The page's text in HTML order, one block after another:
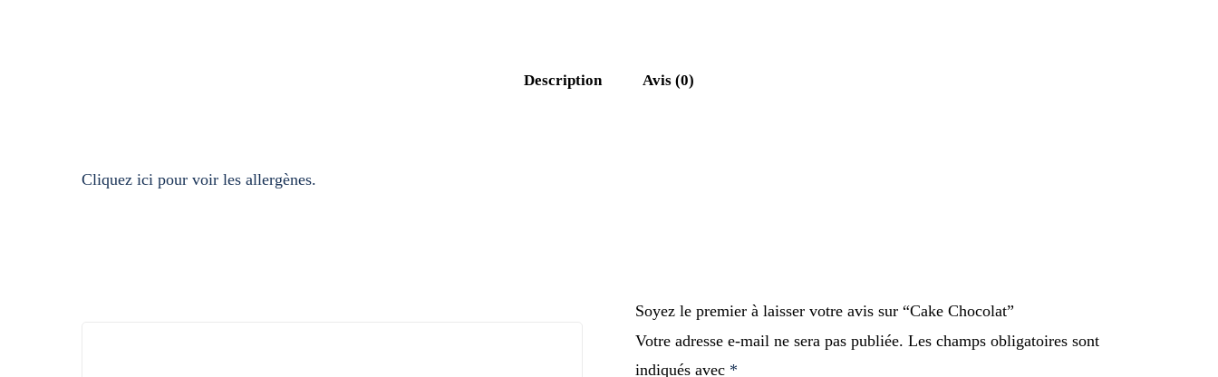
Description Avis (0)
Cliquez ici pour voir les allergènes.
Soyez le premier à laisser votre avis sur “Cake Chocolat”
Votre adresse e-mail ne sera pas publiée. Les champs obligatoires sont
indiqués avec *